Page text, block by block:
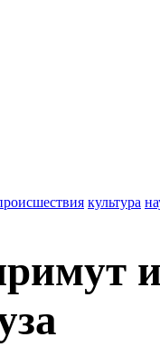
культура